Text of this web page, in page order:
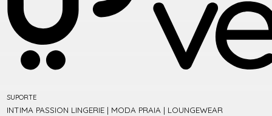
SUPORTE
INTIMA PASSION LINGERIE | MODA PRAIA | LOUNGEWEAR